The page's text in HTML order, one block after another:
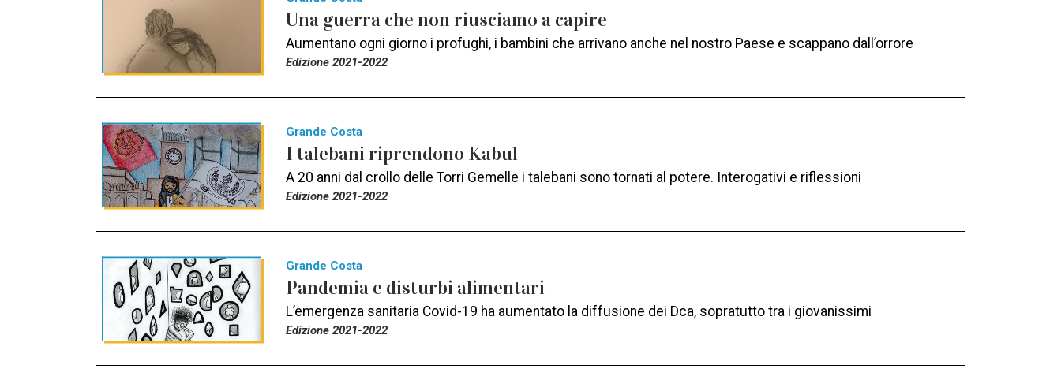
Una guerra che non riusciamo a capire
Aumentano ogni giorno i profughi, i bambini che arrivano anche nel nostro Paese e scappano dall’orrore
Edizione 2021-2022
Grande Costa
I talebani riprendono Kabul
A 20 anni dal crollo delle Torri Gemelle i talebani sono tornati al potere. Interogativi e riflessioni
Edizione 2021-2022
Grande Costa
Pandemia e disturbi alimentari
L’emergenza sanitaria Covid-19 ha aumentato la diffusione dei Dca, sopratutto tra i giovanissimi
Edizione 2021-2022